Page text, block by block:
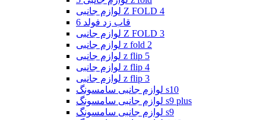
لوازم جانبی Z FOLD 4
قاب زد فولد 6
لوازم جانبی Z FOLD 3
لوازم جانبی z fold 2
لوازم جانبی z flip 5
لوازم جانبی z flip 4
لوازم جانبی z flip 3
لوازم جانبی سامسونگ s10
لوازم جانبی سامسونگ s9 plus
لوازم جانبی سامسونگ s9